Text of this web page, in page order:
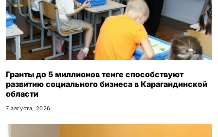
Гранты до 5 миллионов тенге способствуют
развитию социального бизнеса в Карагандинской
области
7 августа, 2026